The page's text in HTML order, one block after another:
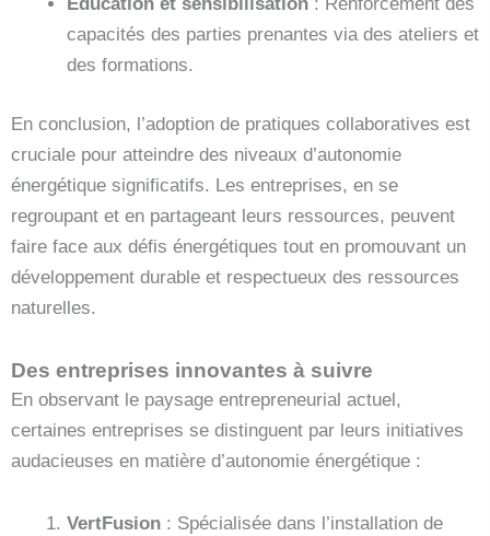
capacités des parties prenantes via des ateliers et
des formations.
En conclusion, l’adoption de pratiques collaboratives est
cruciale pour atteindre des niveaux d’autonomie
énergétique significatifs. Les entreprises, en se
regroupant et en partageant leurs ressources, peuvent
faire face aux défis énergétiques tout en promouvant un
développement durable et respectueux des ressources
naturelles.
Des entreprises innovantes à suivre
En observant le paysage entrepreneurial actuel,
certaines entreprises se distinguent par leurs initiatives
audacieuses en matière d’autonomie énergétique :
VertFusion : Spécialisée dans l’installation de